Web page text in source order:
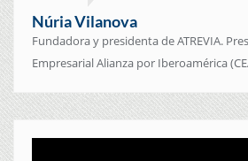
Núria Vilanova
Fundadora y presidenta de ATREVIA.
Empresarial Alianza por Iberoamérica